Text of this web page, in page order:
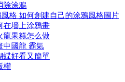
除涂鴉
格 如何創建自己的涂鴉風格圖片
在墻上涂鴉畫
龍果糕怎么做
中國龍 霸氣
蝶好看又簡單
權